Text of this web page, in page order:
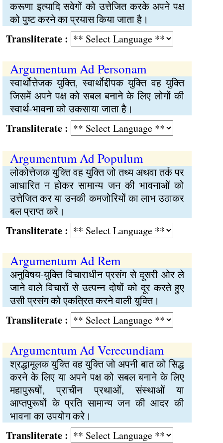
करूणा इत्यादि सवेगों को उत्तेजित करके अपने पक्ष
को पुष्ट करने का प्रयास किया जाता है।
:
Argumentum Ad Personam
स्वार्थोत्तेजक युक्ति, स्वार्थोद्दीपक युक्ति वह युक्ति
जिसमें अपने पक्ष को सबल बनाने के लिए लोगों की
स्वार्थ-भावना को उकसाया जाता है।
:
Argumentum Ad Populum
लोकोत्तेजक युक्ति वह युक्ति जो तथ्य अथवा तर्क पर
आधारित न होकर सामान्य जन की भावनाओं को
उत्तेजित कर या उनकी कमजोरियों का लाभ उठाकर
बल प्राप्त करे।
:
Argumentum Ad Rem
अनुविषय-युक्ति विचाराधीन प्रसंग से दूसरी ओर ले
जाने वाले विचारों से उत्पन्न दोषों को दूर करते हुए
उसी प्रसंग को एकत्रित करने वाली युक्ति।
:
Argumentum Ad Verecundiam
श्रद्धामूलक युक्ति वह युक्ति जो अपनी बात को सिद्ध
करने के लिए या अपने पक्ष को सबल बनाने के लिए
महापुरूषों, प्राचीन प्रथाओं, संस्थाओं या
आप्तपुरूषों के प्रति सामान्य जन की आदर की
भावना का उपयोग करे।
: